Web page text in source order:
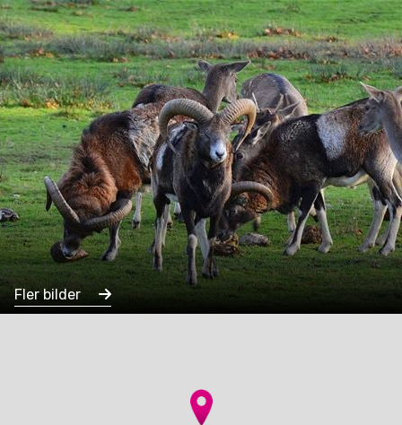
Fler bilder